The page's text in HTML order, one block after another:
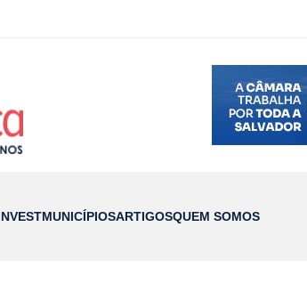
MUNICÍPIOSARTIGOSQUEM SOMOS